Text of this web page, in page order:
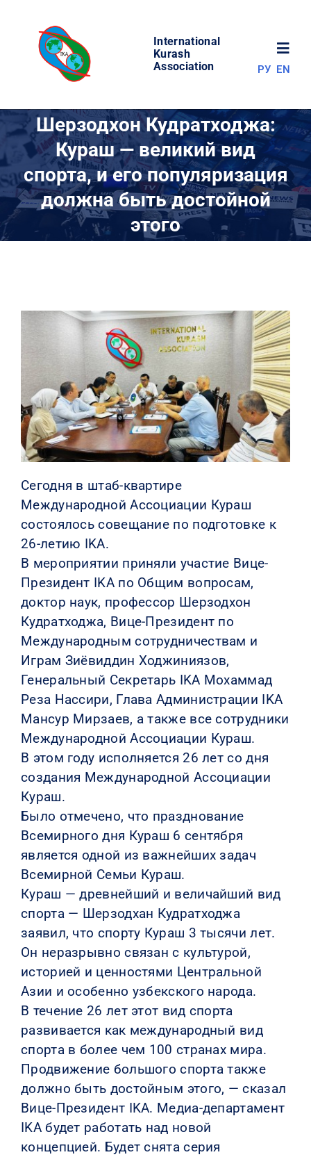
content
International
Kurash
Association
МИР КУРАША
ОБ АССОЦИАЦИИ
СОРЕВНОВАНИЯ
РУ EN
Шерзодхон Кудратходжа:
Кураш — великий вид
спорта, и его популяризация
должна быть достойной
этого
Сегодня в штаб-квартире
Международной Ассоциации Кураш
состоялось совещание по подготовке к
26-летию IKA.
В мероприятии приняли участие Вице-
Президент IKA по Общим вопросам,
доктор наук, профессор Шерзодхон
Кудратходжа, Вице-Президент по
Международным сотрудничествам и
Играм Зиёвиддин Ходжиниязов,
Генеральный Секретарь IKA Мохаммад
Реза Нассири, Глава Администрации IKA
Мансур Мирзаев, а также все сотрудники
Международной Ассоциации Кураш.
В этом году исполняется 26 лет со дня
создания Международной Ассоциации
Кураш.
Было отмечено, что празднование
Всемирного дня Кураш 6 сентября
является одной из важнейших задач
Всемирной Семьи Кураш.
Кураш — древнейший и величайший вид
спорта — Шерзодхан Кудратходжа
заявил, что спорту Кураш 3 тысячи лет.
Он неразрывно связан с культурой,
историей и ценностями Центральной
Азии и особенно узбекского народа.
В течение 26 лет этот вид спорта
развивается как международный вид
спорта в более чем 100 странах мира.
Продвижение большого спорта также
должно быть достойным этого, — сказал
Вице-Президент IKA. Медиа-департамент
IKA будет работать над новой
концепцией. Будет снята серия